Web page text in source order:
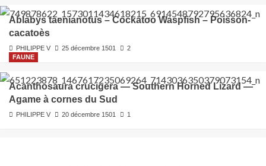
Ablabys taenianotus – Cockatoo Waspfish – Poisson-
cacatoès
PHILIPPE V 25 décembre 1501
2
FAUNE
Acanthosaura crucigera — Southern Horned Lizard —
Agame à cornes du Sud
PHILIPPE V 20 décembre 1501 1